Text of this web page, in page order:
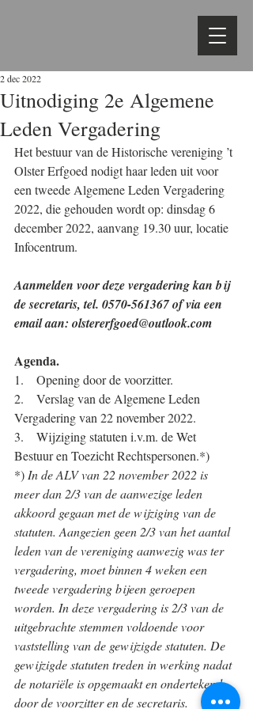
Uitnodiging 2e Algemene
Leden Vergadering
2 dec 2022
Het bestuur van de Historische vereniging ’t
Olster Erfgoed nodigt haar leden uit voor
een tweede Algemene Leden Vergadering
2022, die gehouden wordt op: dinsdag 6
december 2022, aanvang 19.30 uur, locatie
Infocentrum.
Aanmelden voor deze vergadering kan bij
de secretaris, tel. 0570-561367 of via een
email aan: olstererfgoed@outlook.com
Agenda.
1.    Opening door de voorzitter.
2.    Verslag van de Algemene Leden
Vergadering van 22 november 2022.
3.    Wijziging statuten i.v.m. de Wet
Bestuur en Toezicht Rechtspersonen.*)
*) In de ALV van 22 november 2022 is
meer dan 2/3 van de aanwezige leden
akkoord gegaan met de wijziging van de
statuten. Aangezien geen 2/3 van het aantal
leden van de vereniging aanwezig was ter
vergadering, moet binnen 4 weken een
tweede vergadering bijeen geroepen
worden. In deze vergadering is 2/3 van de
uitgebrachte stemmen voldoende voor
vaststelling van de gewijzigde statuten. De
gewijzigde statuten treden in werking nadat
de notariële is opgemaakt en ondertekend
door de voorzitter en de secretaris.